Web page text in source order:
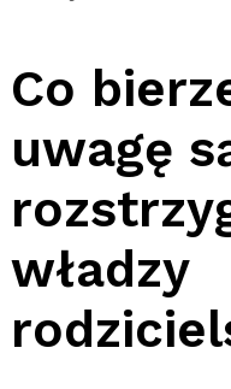
Co
uwagę
władzy